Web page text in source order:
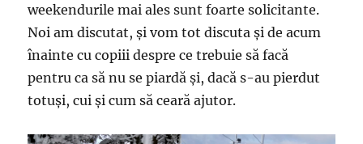
weekendurile mai ales sunt foarte solicitante.
Noi am discutat, și vom tot discuta și de acum
înainte cu copiii despre ce trebuie să facă
pentru ca să nu se piardă și, dacă s-au pierdut
totuși, cui și cum să ceară ajutor.